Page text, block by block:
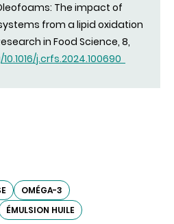
The impact of
from a lipid oxidation
in Food Science, 8,
j.crfs.2024.100690
OMÉGA-3
ÉMULSION HUILE